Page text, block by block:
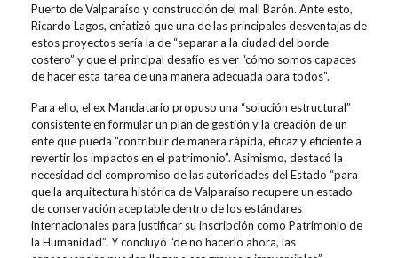
Puerto de Valparaíso y construcción del mall Barón. Ante esto,
Ricardo Lagos, enfatizó que una de las principales desventajas de
estos proyectos sería la de “separar a la ciudad del borde
costero” y que el principal desafío es ver “cómo somos capaces
de hacer esta tarea de una manera adecuada para todos”.
Para ello, el ex Mandatario propuso una “solución estructural”
consistente en formular un plan de gestión y la creación de un
ente que pueda “contribuir de manera rápida, eficaz y eficiente a
revertir los impactos en el patrimonio”. Asimismo, destacó la
necesidad del compromiso de las autoridades del Estado “para
que la arquitectura histórica de Valparaíso recupere un estado
de conservación aceptable dentro de los estándares
internacionales para justificar su inscripción como Patrimonio de
la Humanidad”. Y concluyó “de no hacerlo ahora, las